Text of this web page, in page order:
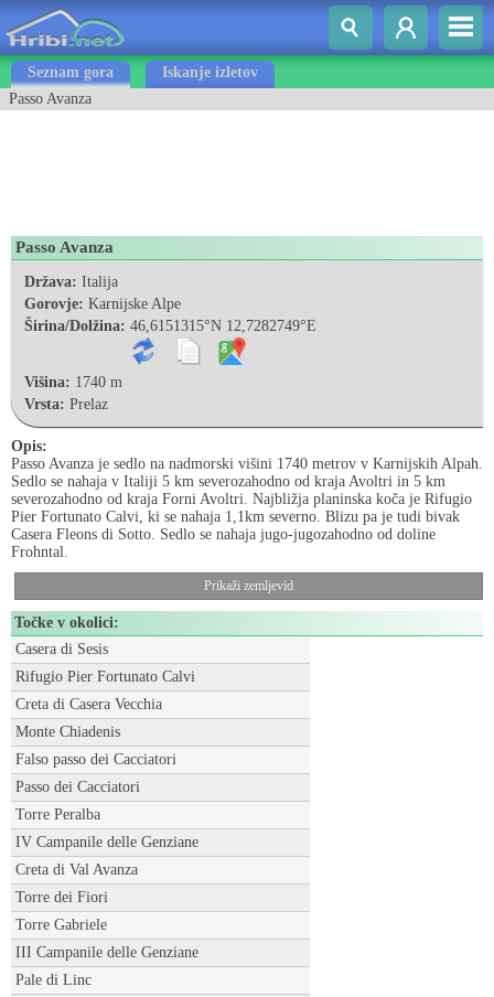
Seznam gora
Iskanje izletov
Passo Avanza
Passo Avanza
Država: Italija
Gorovje: Karnijske Alpe
Širina/Dolžina: 46,6151315°N 12,7282749°E
Višina: 1740 m
Vrsta: Prelaz
Opis:
Passo Avanza je sedlo na nadmorski višini 1740 metrov v Karnijskih Alpah.
Sedlo se nahaja v Italiji 5 km severozahodno od kraja Avoltri in 5 km
severozahodno od kraja Forni Avoltri. Najbližja planinska koča je Rifugio
Pier Fortunato Calvi, ki se nahaja 1,1km severno. Blizu pa je tudi bivak
Casera Fleons di Sotto. Sedlo se nahaja jugo-jugozahodno od doline
Frohntal.
Prikaži zemljevid
Točke v okolici:
Casera di Sesis
Rifugio Pier Fortunato Calvi
Creta di Casera Vecchia
Monte Chiadenis
Falso passo dei Cacciatori
Passo dei Cacciatori
Torre Peralba
IV Campanile delle Genziane
Creta di Val Avanza
Torre dei Fiori
Torre Gabriele
III Campanile delle Genziane
Pale di Linc